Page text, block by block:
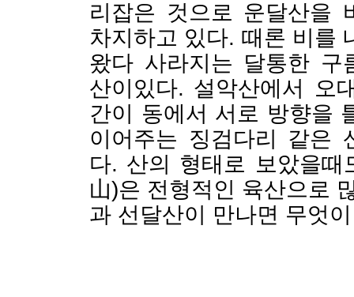
리잡은 것으로 운달산을
차지하고 있다. 때론 비를
왔다 사라지는 달통한 구
산이있다. 설악산에서 오
간이 동에서 서로 방향을
이어주는 징검다리 같은
다. 산의 형태로 보았을
山)은 전형적인 육산으로
과 선달산이 만나면 무엇